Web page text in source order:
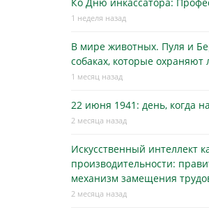
Ко Дню инкассатора:
1 неделя назад
В мире животных. Пуля и
собаках, которые
1 месяц назад
22 июня 1941: день, когда
2 месяца назад
Искусственный интеллект
производительности:
механизм замещения
2 месяца назад